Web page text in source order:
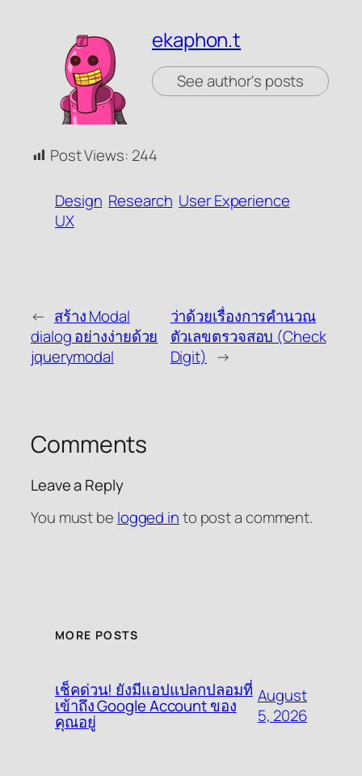
ekaphon.t
See author's posts
Post Views: 244
Design Research User Experience
UX
← สร้าง Modal
dialog อย่างง่ายด้วย
jquerymodal
ว่าด้วยเรื่องการคำนวณ
ตัวเลขตรวจสอบ (Check
Digit)
→
Comments
Leave a Reply
You must be logged into post a comment.
MORE POSTS
เช็คด่วน! ยังมีแอปแปลกปลอมที่
เข้าถึง Google Account ของ
คุณอยู่
August
5, 2026